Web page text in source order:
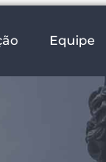
Equipe